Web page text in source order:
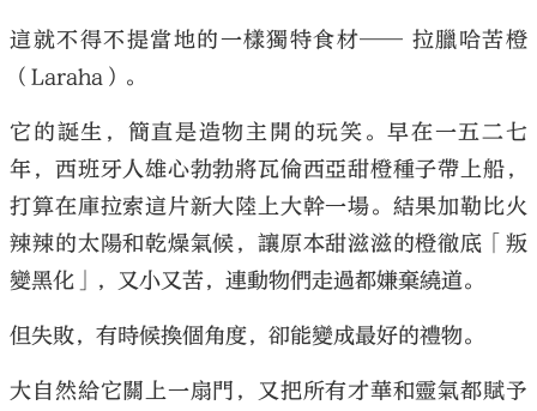
大公文匯
這就不得不提當地的一樣獨特食材── 拉臘哈苦橙
（Laraha）。
它的誕生，簡直是造物主開的玩笑。早在一五二七
年，西班牙人雄心勃勃將瓦倫西亞甜橙種子帶上船，
打算在庫拉索這片新大陸上大幹一場。結果加勒比火
辣辣的太陽和乾燥氣候，讓原本甜滋滋的橙徹底「叛
變黑化」，又小又苦，連動物們走過都嫌棄繞道。
但失敗，有時候換個角度，卻能變成最好的禮物。
大自然給它關上一扇門，又把所有才華和靈氣都賦予